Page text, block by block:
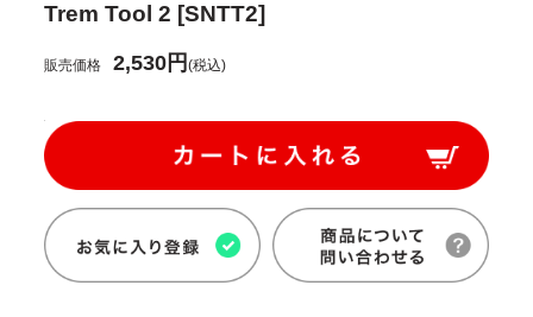
Trem Tool 2 [SNTT2]
販売価格 2,530円(税込)